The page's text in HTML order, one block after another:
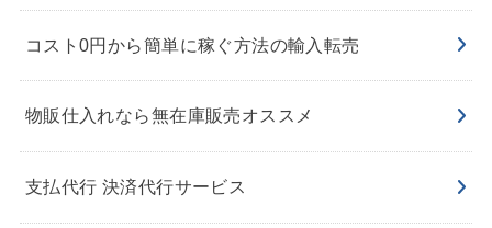
コスト0円から簡単に稼ぐ方法の輸入転売
物販仕入れなら無在庫販売オススメ
支払代行 決済代行サービス